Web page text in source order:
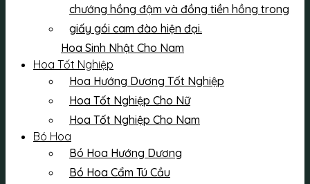
Hoa Sinh Nhật Cho Nam
Hoa Tốt Nghiệp
Hoa Hướng Dương Tốt Nghiệp
Hoa Tốt Nghiệp Cho Nữ
Hoa Tốt Nghiệp Cho Nam
Bó Hoa
Bó Hoa Hướng Dương
Bó Hoa Cẩm Tú Cầu